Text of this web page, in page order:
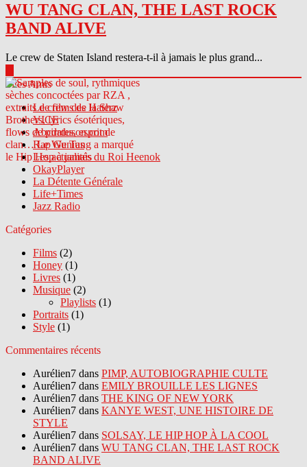
WU TANG CLAN, THE LAST ROCK
BAND ALIVE
Le crew de Staten Island restera-t-il à jamais le plus grand...
Sites Amis
Le crew des Haterz
VICE
Abcdrduson.com
Rap Genius
Les actualités du Roi Heenok
OkayPlayer
La Détente Générale
Life+Times
Jazz Radio
Catégories
Films (2)
Honey (1)
Livres (1)
Musique (2)
Playlists (1)
Portraits (1)
Style (1)
Commentaires récents
Aurélien7 dans PIMP, AUTOBIOGRAPHIE CULTE
Aurélien7 dans EMILY BROUILLE LES LIGNES
Aurélien7 dans THE KING OF NEW YORK
Aurélien7 dans KANYE WEST, UNE HISTOIRE DE
STYLE
Aurélien7 dans SOLSAY, LE HIP HOP À LA COOL
Aurélien7 dans WU TANG CLAN, THE LAST ROCK
BAND ALIVE